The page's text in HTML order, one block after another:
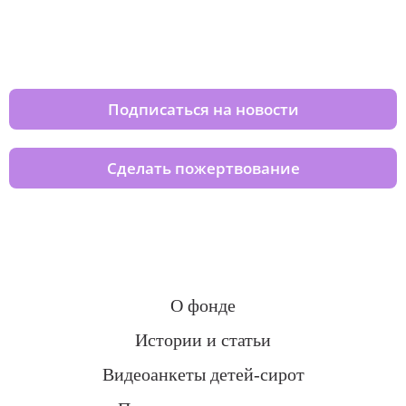
Подписаться на новости
Сделать пожертвование
О фонде
Истории и статьи
Видеоанкеты детей-сирот